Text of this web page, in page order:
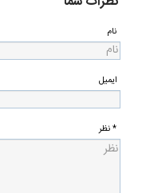
نام
ایمیل
* نظر